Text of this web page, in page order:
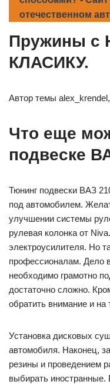
отечественном
Пружины с
КЛАСИКУ.
Автор темы
Что еще
подвеске
Тюнинг подвески ВАЗ
под автомобилем.
улучшении системы
рулевая колонка от
электроусилителя. Но
профессионалам. Дело
необходимо грамотно
достаточно сложно.
обратить внимание и на
Установка дисковых
автомобиля. Наконец,
резины и проведением
выбирать иностранные.